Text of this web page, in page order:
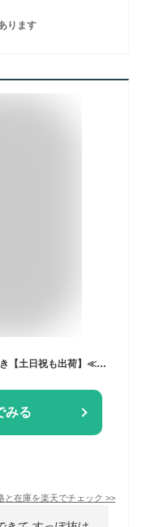
ります
みる
と在庫を楽天でチェック >>